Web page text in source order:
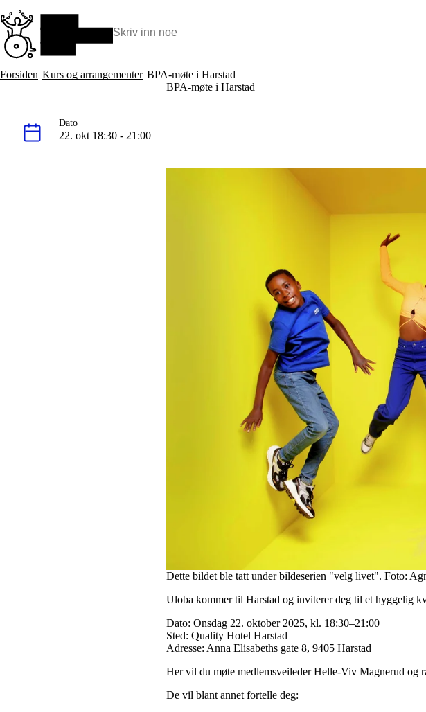
til
hovedinnhold
Søk:
Hva vi gjør
BPA – Borgerstyrt personlig assistanse
Funksjonsassistanse
Stolte, sterke og synlige historier
Forsiden Kurs og arrangementer BPA-møte i Harstad
BPA-møte i Harstad
Dato
22. okt 18:30 - 21:00
Dette bildet ble tatt under bildeserien "velg livet". Foto:
Uloba kommer til Harstad og inviterer deg til et hyggelig
Dato: Onsdag 22. oktober 2025, kl. 18:30–21:00
Sted: Quality Hotel Harstad
Adresse: Anna Elisabeths gate 8, 9405 Harstad
Her vil du møte medlemsveileder Helle-Viv Magnerud og
De vil blant annet fortelle deg: